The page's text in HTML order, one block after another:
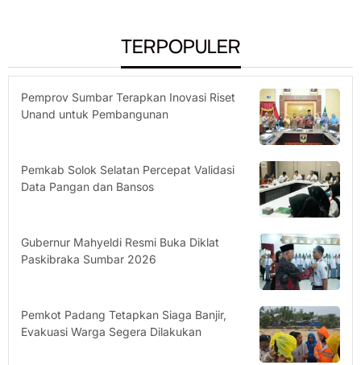
TERPOPULER
Pemprov Sumbar Terapkan Inovasi Riset
Unand untuk Pembangunan
Pemkab Solok Selatan Percepat Validasi
Data Pangan dan Bansos
Gubernur Mahyeldi Resmi Buka Diklat
Paskibraka Sumbar 2026
Pemkot Padang Tetapkan Siaga Banjir,
Evakuasi Warga Segera Dilakukan